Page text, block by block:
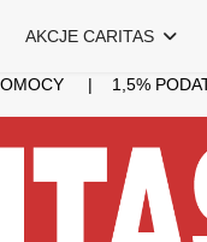
AKCJE CARITAS
| 1,5%